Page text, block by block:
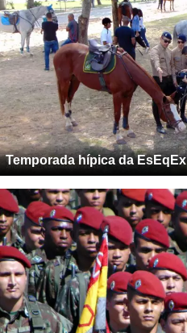
Temporada hípica da EsEqEx